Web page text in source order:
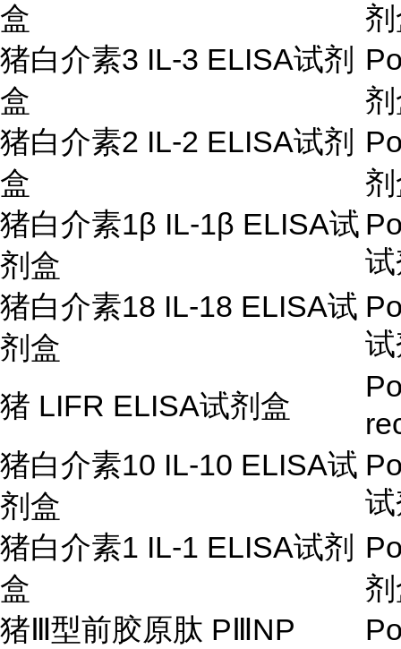
盒
猪白介素3 IL-3 ELISA试剂
盒
猪白介素2 IL-2 ELISA试剂
盒
猪白介素1β IL-1β ELISA试
剂盒
猪白介素18 IL-18 ELISA试
剂盒
猪 LIFR ELISA试剂盒
猪白介素10 IL-10 ELISA试
剂盒
猪白介素1 IL-1 ELISA试剂
盒
猪Ⅲ型前胶原肽 PⅢNP